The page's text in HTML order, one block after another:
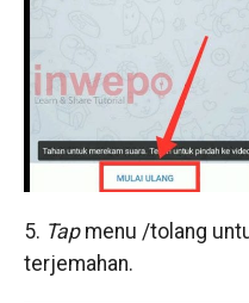
5. Tapmenu /tolang
terjemahan.